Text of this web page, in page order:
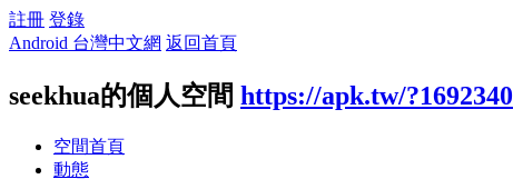
註冊 登錄
Android 台灣中文網 返回首頁
seekhua的個人空間 https://apk.tw/?1692340
空間首頁
動態